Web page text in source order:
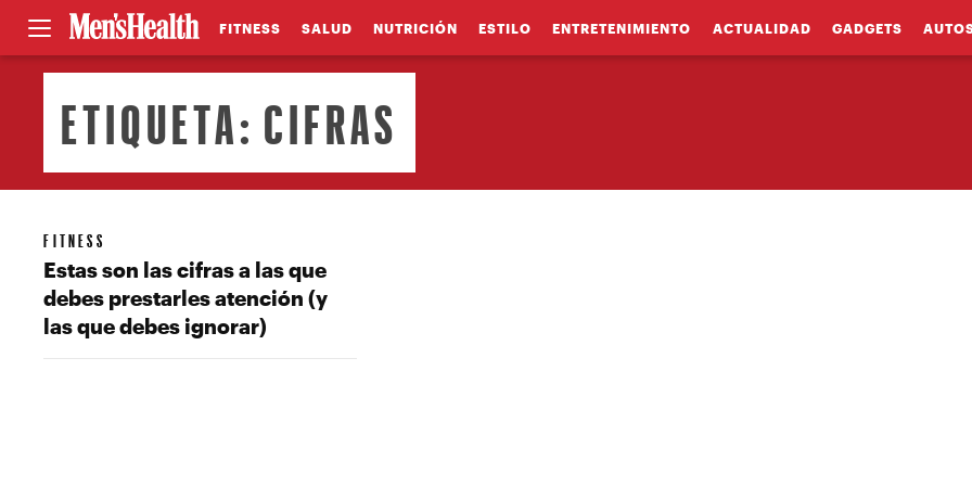
FITNESS SALUD NUTRICIÓN ESTILO ENTRETENIMIENTO ACTUALIDAD GADGETS
ETIQUETA: CIFRAS
FITNESS
Estas son las cifras a las que
debes prestarles atención (y
las que debes ignorar)